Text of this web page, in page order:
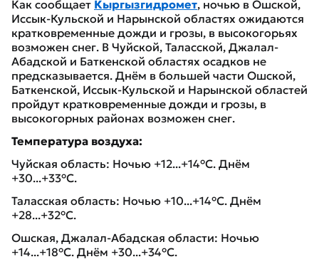
Как сообщает Кыргызгидромет, ночью в Ошской,
Иссык-Кульской и Нарынской областях ожидаются
кратковременные дожди и грозы, в высокогорьях
возможен снег. В Чуйской, Таласской, Джалал-
Абадской и Баткенской областях осадков не
предсказывается. Днём в большей части Ошской,
Баткенской, Иссык-Кульской и Нарынской областей
пройдут кратковременные дожди и грозы, в
высокогорных районах возможен снег.
Температура воздуха:
Чуйская область: Ночью +12...+14°C. Днём
+30...+33°C.
Таласская область: Ночью +10...+14°C. Днём
+28...+32°C.
Ошская, Джалал-Абадская области: Ночью
+14...+18°C. Днём +30...+34°C.